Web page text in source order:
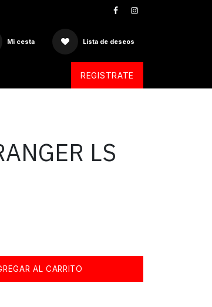
Mi cesta Lista de deseos
REGISTRATE
LS
AL CARRITO